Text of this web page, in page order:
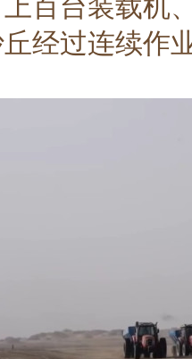
百台装载机
经过连续作